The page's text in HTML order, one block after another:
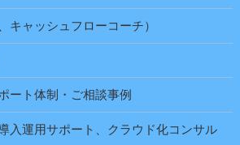
キャッシュフローコーチ）
ート体制・ご相談事例
入運用サポート、クラウド化コンサル